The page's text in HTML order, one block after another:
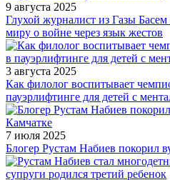
9 августа 2025
Глухой журналист из Газы Басем
миру о войне через язык жестов
3 августа 2025
Как филолог воспитывает
пауэрлифтинге для детей с
7 июля 2025
Блогер Рустам Набиев покорил